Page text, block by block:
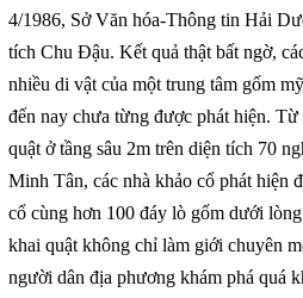
4/1986, Sở Văn hóa-Thông tin Hải
tích Chu Đậu. Kết quả thật bất ngờ,
nhiều di vật của một trung tâm gốm
đến nay chưa từng được phát hiện.
quật ở tầng sâu 2m trên diện tích 70
Minh Tân, các nhà khảo cổ phát hiện
cổ cùng hơn 100 đáy lò gốm dưới
khai quật không chỉ làm giới chuyên
người dân địa phương khám phá quá